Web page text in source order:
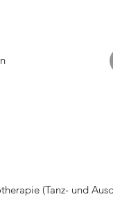
(Tanz- und